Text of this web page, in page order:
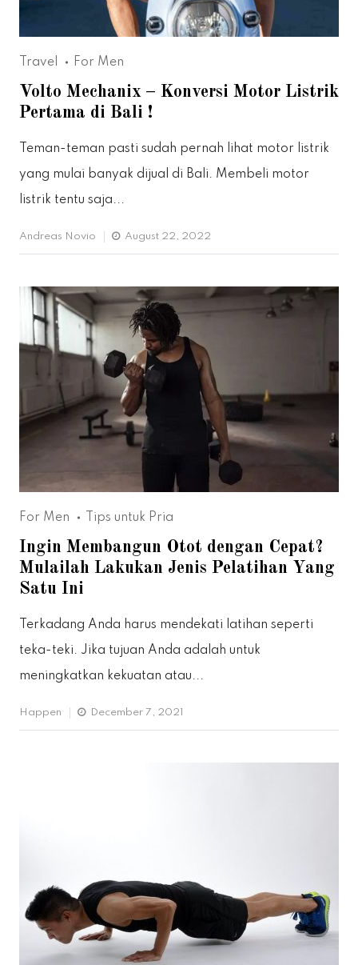
Travel For Men
Volto Mechanix – Konversi Motor Listrik
Pertama di Bali !
Teman-teman pasti sudah pernah lihat motor listrik
yang mulai banyak dijual di Bali. Membeli motor
listrik tentu saja...
Andreas Novio August 22, 2022
For Men Tips untuk Pria
Ingin Membangun Otot dengan Cepat?
Mulailah Lakukan Jenis Pelatihan Yang
Satu Ini
Terkadang Anda harus mendekati latihan seperti
teka-teki. Jika tujuan Anda adalah untuk
meningkatkan kekuatan atau...
Happen December 7, 2021